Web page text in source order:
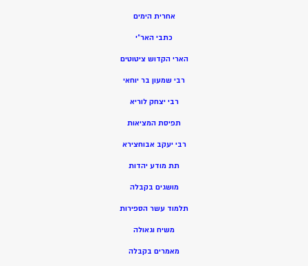
אחרית הימים
כתבי האר”י
הארי הקדוש ציטוטים
רבי שמעון בר יוחאי
רבי יצחק לוריא
תפיסת המציאות
רבי יעקב אבוחצירא
תת מודע יהדות
מושגים בקבלה
תלמוד עשר הספירות
משיח וגאולה
מאמרים בקבלה